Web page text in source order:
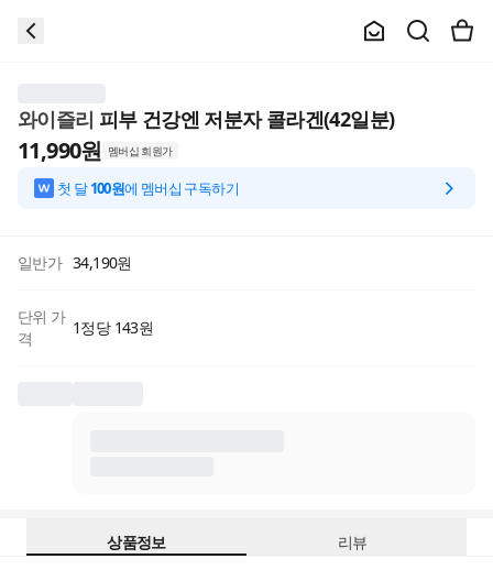
와이즐리 피부 건강엔 저분자 콜라겐(42일분)
11,990원 멤버십 회원가
첫 달100원에 멤버십 구독하기
일반가 34,190원
단위 가
격
1정당 143원
상품정보 리뷰